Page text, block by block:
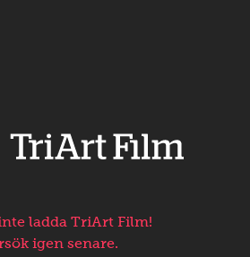
ladda TriArt Film!
igen senare.